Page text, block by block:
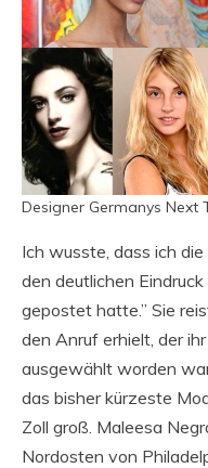
Designer Germanys Next
Ich wusste, dass ich
den deutlichen
gepostet hatte.” Sie
den Anruf erhielt, der
ausgewählt worden
das bisher kürzeste
Zoll groß. Maleesa
Nordosten von